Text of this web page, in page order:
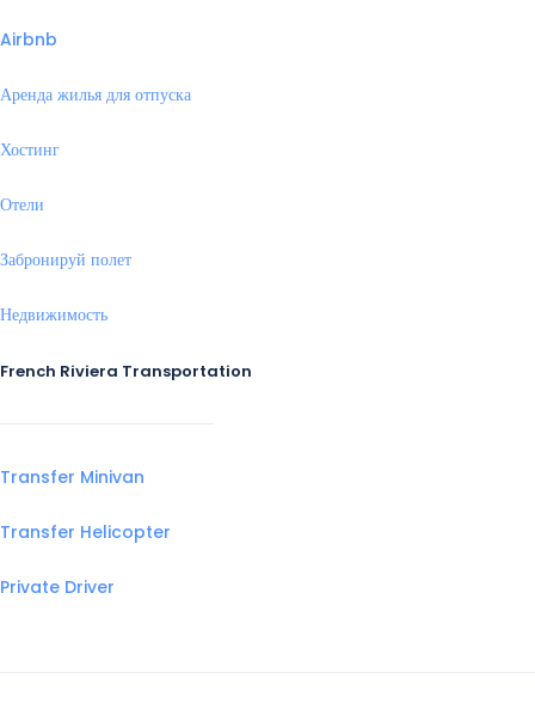
Airbnb
Аренда жилья для отпуска
Хостинг
Отели
Забронируй полет
Недвижимость
French Riviera Transportation
Transfer Minivan
Transfer Helicopter
Private Driver